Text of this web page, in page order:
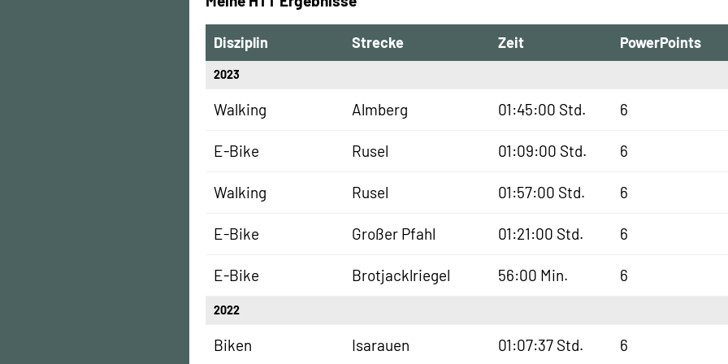
Disziplin Strecke Zeit PowerPoints
2023
Walking Almberg 01:45:00 Std. 6
E-Bike Rusel 01:09:00 Std. 6
Walking Rusel 01:57:00 Std. 6
E-Bike Großer Pfahl 01:21:00 Std. 6
E-Bike Brotjacklriegel 56:00 Min. 6
2022
Biken Isarauen 01:07:37 Std. 6